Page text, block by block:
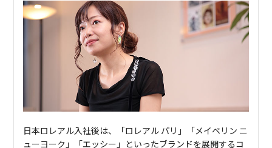
日本ロレアル入社後は、「ロレアル パリ」「メイベリン ニ
ューヨーク」「エッシー」といったブランドを展開するコ